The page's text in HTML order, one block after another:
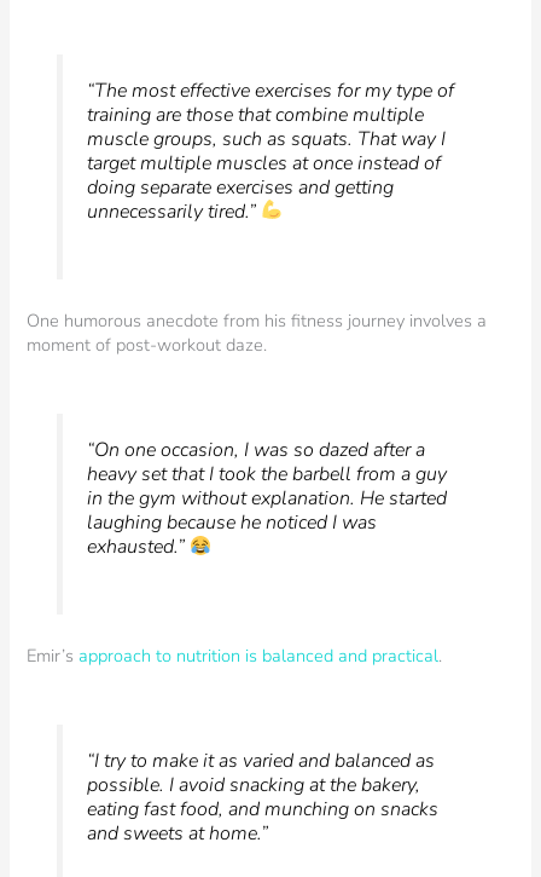
“The most effective exercises for my type of
training are those that combine multiple
muscle groups, such as squats. That way I
target multiple muscles at once instead of
doing separate exercises and getting
unnecessarily tired.”
One humorous anecdote from his fitness journey involves a
moment of post-workout daze.
“On one occasion, I was so dazed after a
heavy set that I took the barbell from a guy
in the gym without explanation. He started
laughing because he noticed I was
exhausted.”
Emir’s approach to nutrition is balanced and practical.
“I try to make it as varied and balanced as
possible. I avoid snacking at the bakery,
eating fast food, and munching on snacks
and sweets at home.”